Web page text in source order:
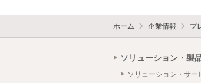
ホーム 企業情報 プ
ソリューション・製
ソリューション・サー